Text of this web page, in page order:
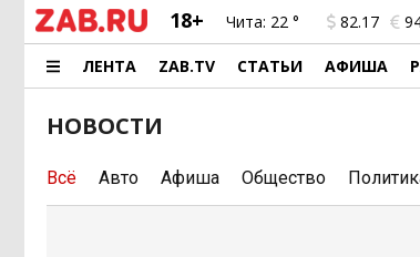
18+ Чита: 22 ° 82.17
ЛЕНТА ZAB.TV СТАТЬИ АФИША
НОВОСТИ
Всё Авто Афиша Общество